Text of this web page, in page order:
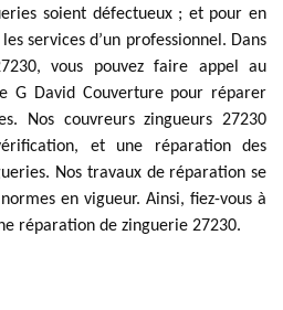
soient défectueux ; et pour en
services d’un professionnel. Dans
vous pouvez faire appel au
G David Couverture pour réparer
Nos couvreurs zingueurs 27230
et une réparation des
Nos travaux de réparation se
en vigueur. Ainsi, fiez-vous à
réparation de zinguerie 27230.